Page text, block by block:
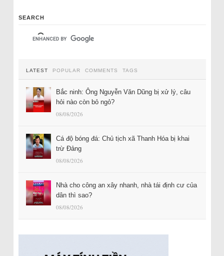
SEARCH
LATEST POPULAR COMMENTS TAGS
Bắc ninh: Ông Nguyễn Văn Dũng bị xử lý, câu
hỏi nào còn bỏ ngỏ?
08/08/2026
Cá độ bóng đá: Chủ tịch xã Thanh Hóa bị khai
trừ Đảng
08/08/2026
Nhà cho công an xây nhanh, nhà tái định cư của
dân thì sao?
08/08/2026